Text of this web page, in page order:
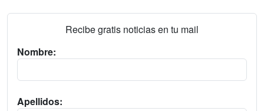
Recibe gratis noticias en tu mail
Nombre:
Apellidos: